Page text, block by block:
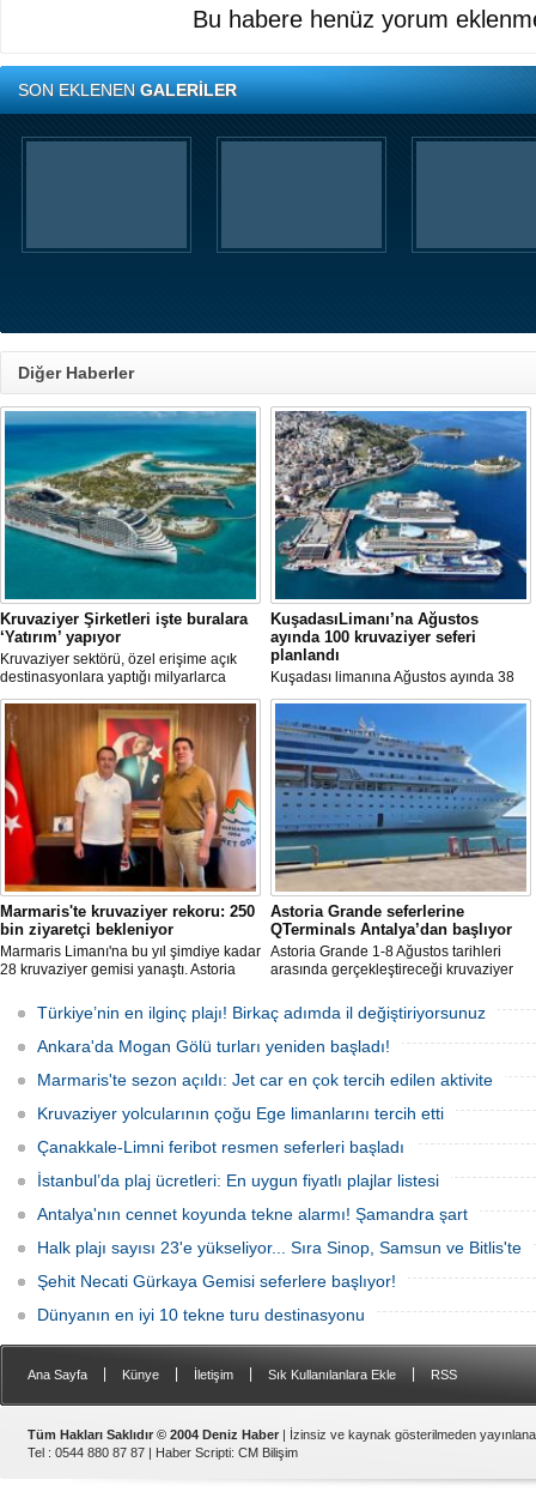
Bu habere henüz yorum
SON EKLENENGALERİLER
Diğer Haberler
Kruvaziyer Şirketleri işte buralara
‘Yatırım’ yapıyor
Kruvaziyer sektörü, özel erişime açık
destinasyonlara yaptığı milyarlarca
dolarlık yatırımlarla tatil deneyimini gemi
dışına taşıyor. Özel adalar, beach
club'lar, su parkları ve lüks villalar artık
şirketlerin en stratejik gelir kaynakları
arasında yer alıyor.
KuşadasıLimanı’na Ağustos
ayında 100 kruvaziyer seferi
planlandı
Kuşadası limanına Ağustos ayında 38
farklı kruvaziyer gemisi 100 kez
uğrayacak. En yoğun günün 28 Ağustos
olduğu açıklandı.
Marmaris'te kruvaziyer rekoru: 250
bin ziyaretçi bekleniyor
Marmaris Limanı'na bu yıl şimdiye kadar
28 kruvaziyer gemisi yanaştı. Astoria
sefer eklemesiyle birlikte sezon
sonunda 250 bin ziyaretçiye ulaşılması
hedefleniyor.
Astoria Grande seferlerine
QTerminals Antalya’dan başlıyor
Astoria Grande 1-8 Ağustos tarihleri
arasında gerçekleştireceği kruvaziyer
başlayacak. Şirket rotayı Rus denizcilik
makamlarının Doğu Karadeniz'in doğu
kesiminde seyrüsefer güvenliğine ilişkin
uyarısının ardından değiştirildi.
Türkiye’nin en ilginç plajı! Birkaç adımda il değiştiriyorsunuz
Ankara'da Mogan Gölü turları yeniden başladı!
Marmaris'te sezon açıldı: Jet car en çok tercih edilen aktivite
Kruvaziyer yolcularının çoğu Ege limanlarını tercih etti
Çanakkale-Limni feribot resmen seferleri başladı
İstanbul’da plaj ücretleri: En uygun fiyatlı plajlar listesi
Antalya'nın cennet koyunda tekne alarmı! Şamandra şart
Halk plajı sayısı 23'e yükseliyor... Sıra Sinop, Samsun ve Bitlis'te
Şehit Necati Gürkaya Gemisi seferlere başlıyor!
Dünyanın en iyi 10 tekne turu destinasyonu
Ana Sayfa Künye İletişim Sık Kullanılanlara Ekle RSS
Tüm Hakları Saklıdır © 2004 Deniz Haber | İzinsiz ve kaynak gösterilmeden
Tel : 0544 880 87 87 | Haber Scripti: CM Bilişim